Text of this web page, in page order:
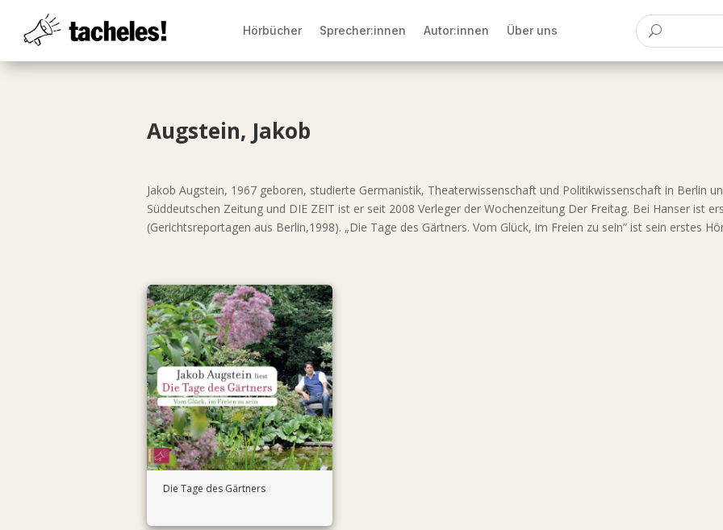
Hörbücher Sprecher:innen Autor:innen Über uns
Augstein, Jakob
Jakob Augstein, 1967 geboren, studierte Germanistik, Theaterwissenschaft und Politikwissenschaft in Berlin
Süddeutschen Zeitung und DIE ZEIT ist er seit 2008 Verleger der Wochenzeitung Der Freitag. Bei Hanser ist
(Gerichtsreportagen aus Berlin,1998). „Die Tage des Gärtners. Vom Glück, im Freien zu sein“ ist sein erstes
Die Tage des Gärtners